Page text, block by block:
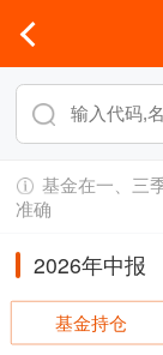
基金在一、三
准确
2026年中报
基金持仓